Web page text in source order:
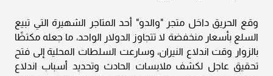
وقع الحريق داخل متجر "والدو" أحد المتاجر الشهيرة التي تبيع
السلع بأسعار منخفضة لا تتجاوز الدولار الواحد، ما جعله مكتظًا
بالزوار وقت اندلاع النيران، وسارعت السلطات المحلية إلى فتح
تحقيق عاجل لكشف ملابسات الحادث وتحديد أسباب اندلاع